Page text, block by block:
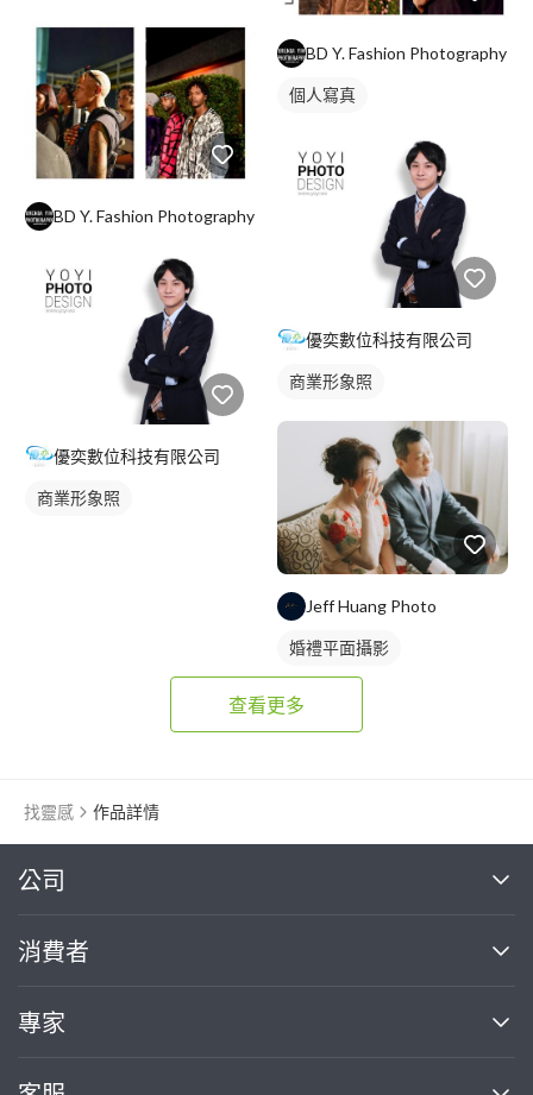
BD Y. Fashion Photography
優奕數位科技有限公司
商業形象照
BD Y. Fashion Photography
個人寫真
優奕數位科技有限公司
商業形象照
Jeff Huang Photo
婚禮平面攝影
查看更多
找靈感 作品詳情
公司
關於我們
部落格
加入我們
消費者
買服務
專家
案件中心
繼續完成